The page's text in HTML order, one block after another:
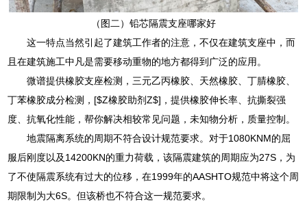
（图二）铅芯隔震支座哪家好
这一特点当然引起了建筑工作者的注意，不仅在建筑支座中，而
且在建筑施工中凡是需要移动重物的地方都得到广泛的应用。
微谱提供橡胶支座检测，三元乙丙橡胶、天然橡胶、丁腈橡胶、
丁苯橡胶成分检测，[$Z橡胶助剂Z$]，提供橡胶伸长率、抗撕裂强
度、抗氧化性能，帮你解决相较常见问题，未知物分析，质量控制。
地震隔离系统的周期不符合设计规范要求。对于1080KNM的屈
服后刚度以及14200KN的重力荷载，该隔震建筑的周期应为27S，为
了不使隔震系统有过大的位移，在1999年的AASHTO规范中将这个周
期限制为大6S。但该桥也不符合这一规范要求。